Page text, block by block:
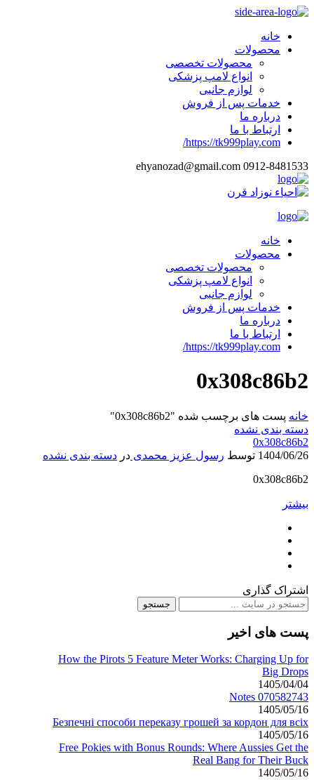
خانه
محصولات
محصولات تخصصی
انواع لامپ پزشکی
لوازم جانبی
خدمات پس از فروش
درباره ما
ارتباط با ما
https://tk999play.com/
ehyanozad@gmail.com 0912-8481533
خانه
محصولات
محصولات تخصصی
انواع لامپ پزشکی
لوازم جانبی
خدمات پس از فروش
درباره ما
ارتباط با ما
https://tk999play.com/
0x308c86b2
خانه پست های برچسب شده "0x308c86b2"
دسته بندی نشده
0x308c86b2
1404/06/26 توسط رسول عزیز محمدی در دسته بندی نشده
0x308c86b2
بیشتر
اشتراک گذاری
پست های اخیر
How the Pirots 5 Feature Meter Works: Charging Up for
Big Drops
1405/04/04
Notes 070582743
1405/05/16
Безпечні способи переказу грошей за кордон для всіх
1405/05/16
Free Pokies with Bonus Rounds: Where Aussies Get the
Real Bang for Their Buck
1405/05/16